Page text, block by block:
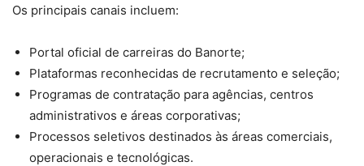
Os principais canais incluem:
Portal oficial de carreiras do Banorte;
Plataformas reconhecidas de recrutamento e seleção;
Programas de contratação para agências, centros
administrativos e áreas corporativas;
Processos seletivos destinados às áreas comerciais,
operacionais e tecnológicas.